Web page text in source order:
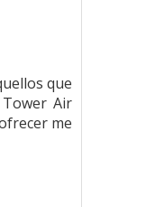
que
Air
me